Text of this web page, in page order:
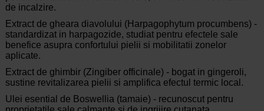
de incalzire.
Extract de gheara diavolului (Harpagophytum procumbens) -
standardizat in harpagozide, studiat pentru efectele sale
benefice asupra confortului pielii si mobilitatii zonelor
aplicate.
Extract de ghimbir (Zingiber officinale) - bogat in gingeroli,
sustine revitalizarea pielii si amplifica efectul termic local.
Ulei esential de Boswellia (tamaie) - recunoscut pentru